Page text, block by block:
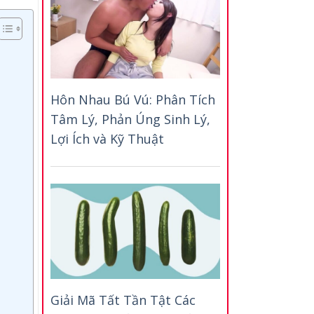
Hôn Nhau Bú Vú: Phân Tích
Tâm Lý, Phản Úng Sinh Lý,
Lợi Ích và Kỹ Thuật
Giải Mã Tất Tần Tật Các